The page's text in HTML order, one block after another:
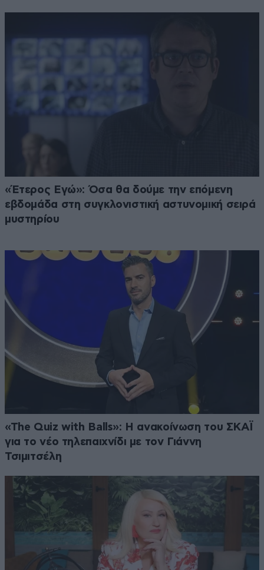
«Έτερος Εγώ»: Όσα θα δούμε την επόμενη
εβδομάδα στη συγκλονιστική αστυνομική σειρά
μυστηρίου
«The Quiz with Balls»: Η ανακοίνωση του ΣΚΑΪ
για το νέο τηλεπαιχνίδι με τον Γιάννη
Τσιμιτσέλη